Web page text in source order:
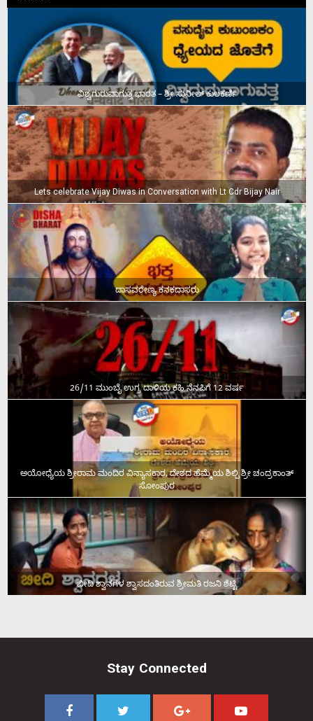
ವಿಶ್ವಗುರುವಾಗುತ್ತ ಭಾರತ – ಶ್ರೀ ಸುನೀಲ್‌ ಕುಲಕರ್ಣಿ
Lets celebrate Vijay Diwas in Conversation with Lt Cdr Bijay Nair
ದಾಸವರೇಣ್ಯ ಕನಕದಾಸರು
26/11 ಮುಂಬೈ ಉಗ್ರ ದಾಳಿಯ ಕಹಿ ನೆನಪಿಗೆ 12 ವರ್ಷ
ಅಯೋಧ್ಯೆಯ ಶ್ರೀರಾಮ ಮಂದಿರ ವಿನ್ಯಾಸಕಾರ, ದೇಶದ ಹೆಮ್ಮೆಯ ಶಿಲ್ಪಿ ಶ್ರೀ ಚಂದ್ರಕಾಂತ್‌
ಸೋಂಪುರ
ಬೀದಿ ಶ್ವಾನಗಳ ಶ್ವಾಸದಂತಿರುವ ಶ್ರೀಮತಿ ರಜನಿ ಶೆಟ್ಟಿ
Stay Connected